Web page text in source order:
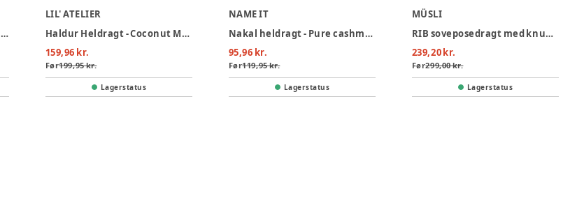
Lil' Atelier Geo Abi Heldragt - Coconut Milk
LIL' ATELIER
Haldur Heldragt - Coconut Milk
159,96 kr.
Før199,95 kr.
Lagerstatus
NAME IT
Nakal heldragt - Pure cashmere
95,96 kr.
Før119,95 kr.
Lagerstatus
MÜSLI
RIB soveposedragt med knude - Balsam cream
239,20 kr.
Før299,00 kr.
Lagerstatus